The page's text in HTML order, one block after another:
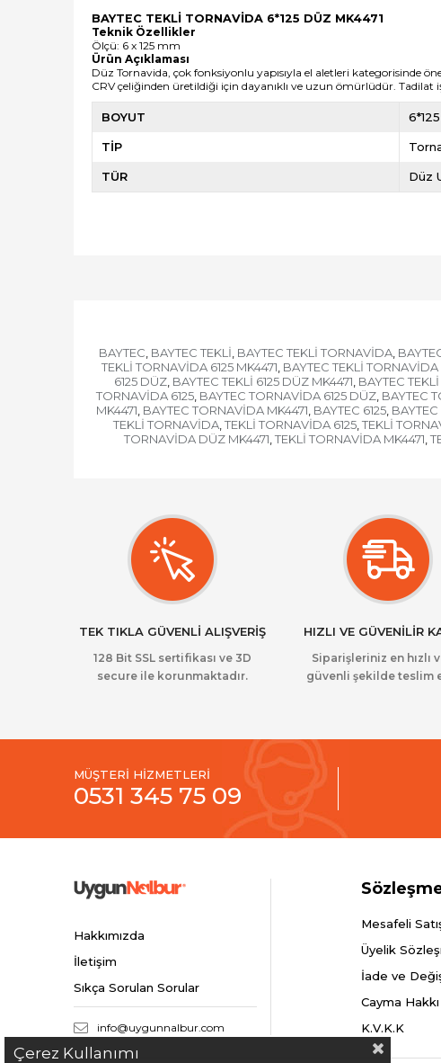
BAYTEC TEKLİ TORNAVİDA 6*125 DÜZ MK4471
Teknik Özellikler
Ölçü: 6 x 125 mm
Ürün Açıklaması
Düz Tornavida, çok fonksiyonlu yapısıyla el aletleri kategorisinde
CRV çeliğinden üretildiği için dayanıklı ve uzun ömürlüdür. Tadilat
BOYUT 6*125
TİP
TÜR Düz
BAYTEC, BAYTEC TEKLİ, BAYTEC TEKLİ TORNAVİDA,
TEKLİ TORNAVİDA 6125 MK4471, BAYTEC TEKLİ
6125 DÜZ, BAYTEC TEKLİ 6125 DÜZ MK4471, BAYTEC TEKLİ
TORNAVİDA 6125, BAYTEC TORNAVİDA 6125 DÜZ, BAYTEC
MK4471, BAYTEC TORNAVİDA MK4471, BAYTEC 6125,
TEKLİ TORNAVİDA, TEKLİ TORNAVİDA 6125, TEKLİ
TORNAVİDA DÜZ MK4471, TEKLİ TORNAVİDA MK4471,
TEK TIKLA GÜVENLİ ALIŞVERİŞ
128 Bit SSL sertifikası ve 3D
secure ile korunmaktadır.
HIZLI VE GÜVENİLİR
Siparişleriniz en hızlı
güvenli şekilde teslim
MÜŞTERİ HİZMETLERİ
0531 345 75 09
Hakkımızda
İletişim
Sıkça Sorulan Sorular
info@uygunnalbur.com
Mesafeli
Üyelik
İade ve
Cayma Hakkı
K.V.K.K
Çerez Kullanımı